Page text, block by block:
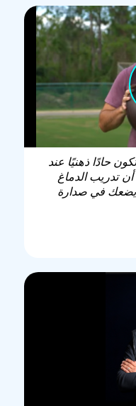
حادًا ذهنيًا عند
أن تدريب الدماغ
يوميًا يضعك في صدارة